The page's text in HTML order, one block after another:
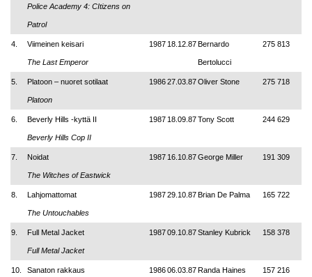
Police Academy 4: CItizens on
Patrol
4. Viimeinen keisari
The Last Emperor
1987 18.12.87Bernardo
Bertolucci
275 813
5. Platoon – nuoret sotilaat
Platoon
198627.03.87Oliver Stone 275 718
6. Beverly Hills -kyttä II
Beverly Hills Cop II
1987 18.09.87Tony Scott 244 629
7. Noidat
The Witches of Eastwick
1987 16.10.87George Miller 191 309
8. Lahjomattomat
The Untouchables
198729.10.87Brian De Palma 165 722
9. Full Metal Jacket
Full Metal Jacket
198709.10.87Stanley Kubrick 158 378
10. Sanaton rakkaus 198606.03.87Randa Haines 157 216